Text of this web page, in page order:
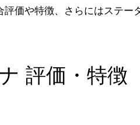
価や特徴、さらにはステ
評価・特徴